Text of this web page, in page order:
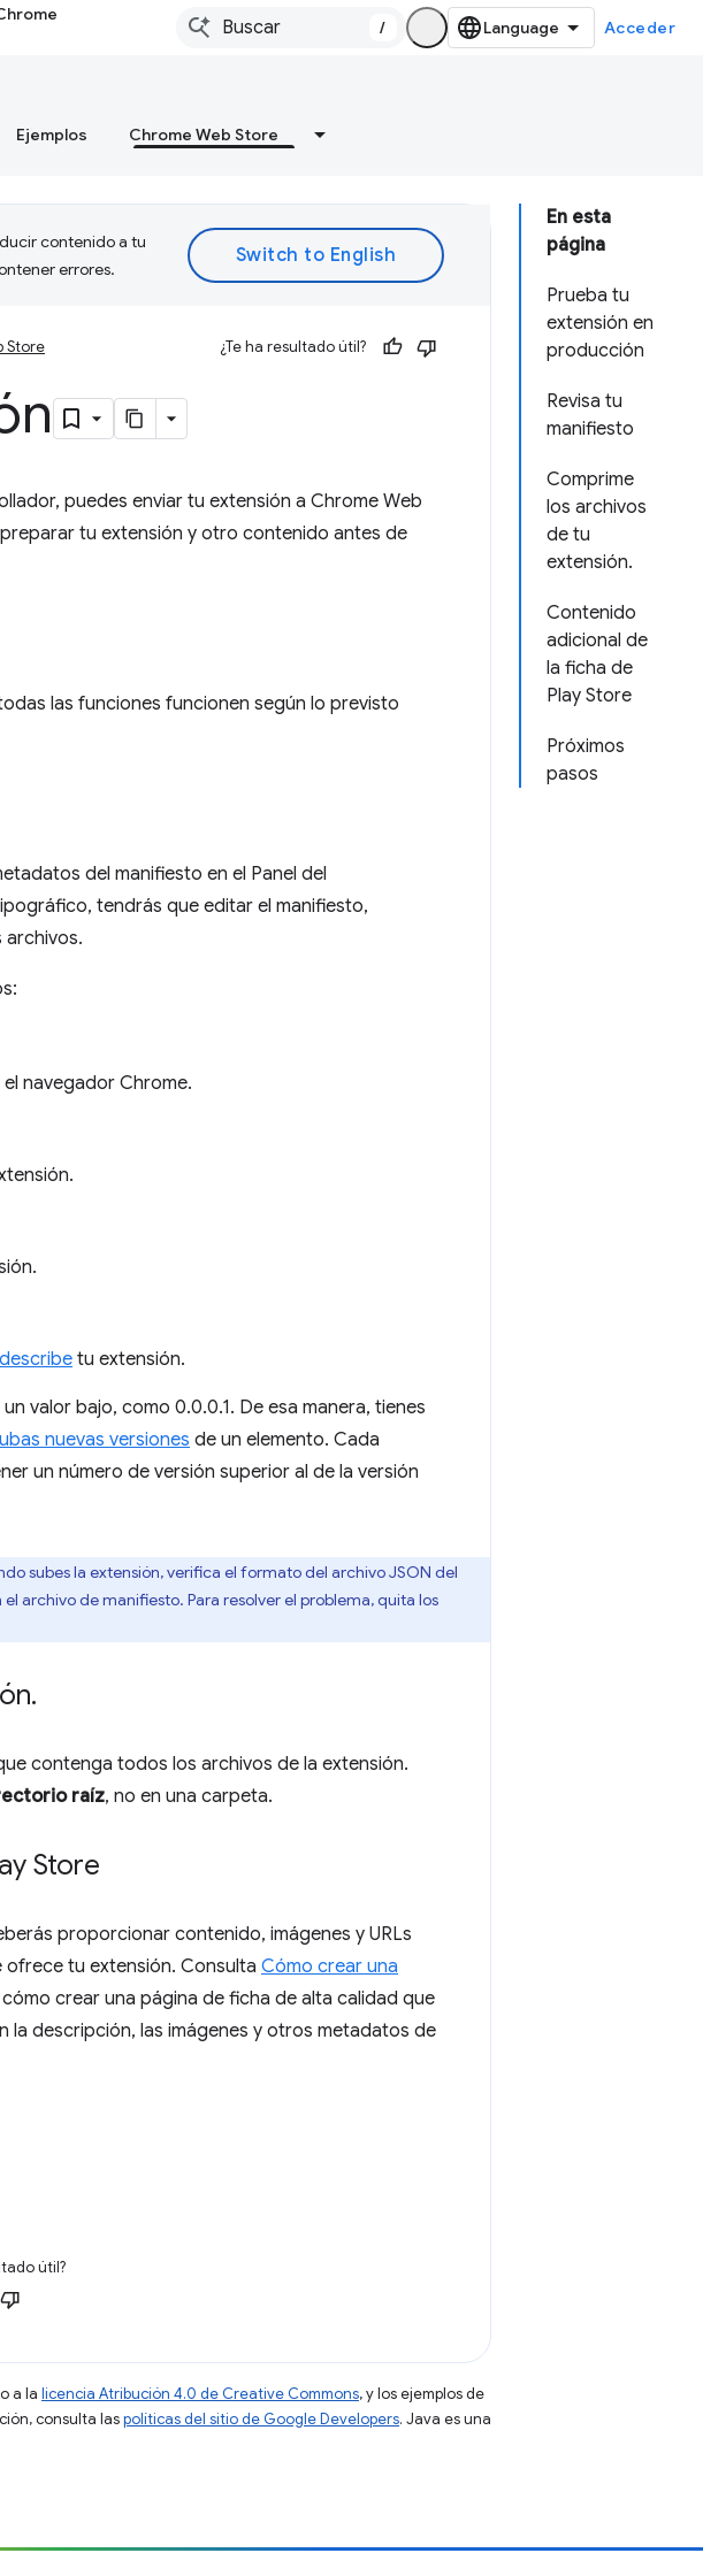
/ Acceder
Ejemplos Chrome Web Store
En esta
página
Prueba tu
extensión en
producción
Revisa tu
manifiesto
Comprime
los archivos
de tu
extensión.
Contenido
adicional de
la ficha de
Play Store
Próximos
pasos
contenido a tu
errores.
Store ¿Te ha resultado útil?
puedes enviar tu extensión a Chrome Web
tu extensión y otro contenido antes de
las funciones funcionen según lo previsto
del manifiesto en el Panel del
tendrás que editar el manifiesto,
archivos.
navegador Chrome.
describe tu extensión.
valor bajo, como 0.0.0.1. De esa manera, tienes
nuevas versiones de un elemento. Cada
un número de versión superior al de la versión
subes la extensión, verifica el formato del archivo JSON del
archivo de manifiesto. Para resolver el problema, quita los
.
contenga todos los archivos de la extensión.
raíz, no en una carpeta.
Store
proporcionar contenido, imágenes y URLs
ofrece tu extensión. Consulta Cómo crear una
crear una página de ficha de alta calidad que
descripción, las imágenes y otros metadatos de
útil?
a la licencia Atribución 4.0 de Creative Commons, y los ejemplos de
consulta laspolíticas del sitio de Google Developers. Java es una